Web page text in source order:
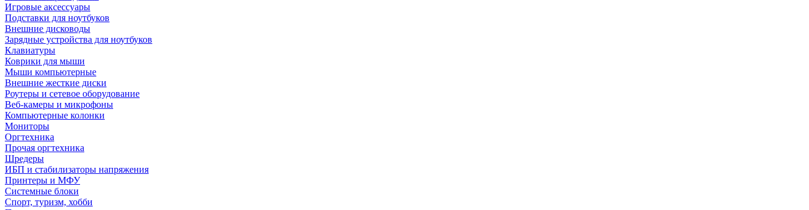
Игровые аксессуары
Подставки для ноутбуков
Внешние дисководы
Зарядные устройства для ноутбуков
Клавиатуры
Коврики для мыши
Мыши компьютерные
Внешние жесткие диски
Роутеры и сетевое оборудование
Веб-камеры и микрофоны
Компьютерные колонки
Мониторы
Оргтехника
Прочая оргтехника
Шредеры
ИБП и стабилизаторы напряжения
Принтеры и МФУ
Системные блоки
Спорт, туризм, хобби